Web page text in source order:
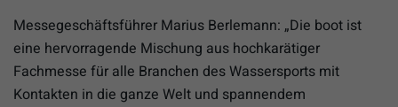
Messegeschäftsführer Marius Berlemann: „Die boot ist
eine hervorragende Mischung aus hochkarätiger
Fachmesse für alle Branchen des Wassersports mit
Kontakten in die ganze Welt und spannendem